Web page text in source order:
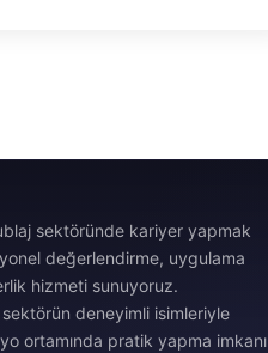
sektöründe kariyer yapmak
değerlendirme, uygulama
hizmeti sunuyoruz.
sektörün deneyimli isimleriyle
ortamında pratik yapma imkanı